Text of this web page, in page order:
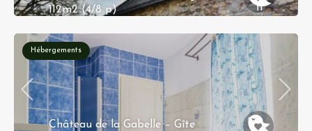
112m2 (4/8 p)
Hébergements
Château de la Gabelle – Gîte